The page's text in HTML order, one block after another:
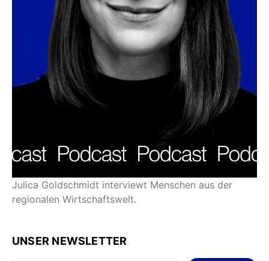
Julica Goldschmidt interviewt Menschen aus der
regionalen Wirtschaftswelt.
UNSER NEWSLETTER